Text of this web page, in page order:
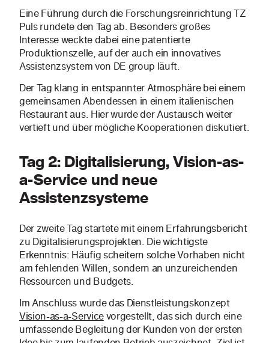
Eine Führung durch die Forschungsreinrichtung TZ
Puls rundete den Tag ab. Besonders großes
Interesse weckte dabei eine patentierte
Produktionszelle, auf der auch ein innovatives
Assistenzsystem von DE group läuft.
Der Tag klang in entspannter Atmosphäre bei einem
gemeinsamen Abendessen in einem italienischen
Restaurant aus. Hier wurde der Austausch weiter
vertieft und über mögliche Kooperationen diskutiert.
Tag 2: Digitalisierung, Vision-as-
a-Service und neue
Assistenzsysteme
Der zweite Tag startete mit einem Erfahrungsbericht
zu Digitalisierungsprojekten. Die wichtigste
Erkenntnis: Häufig scheitern solche Vorhaben nicht
am fehlenden Willen, sondern an unzureichenden
Ressourcen und Budgets.
Im Anschluss wurde das Dienstleistungskonzept
Vision-as-a-Servicevorgestellt, das sich durch eine
umfassende Begleitung der Kunden von der ersten